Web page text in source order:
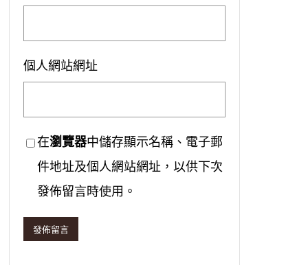
個人網站網址
在瀏覽器中儲存顯示名稱、電子郵
件地址及個人網站網址，以供下次
發佈留言時使用。